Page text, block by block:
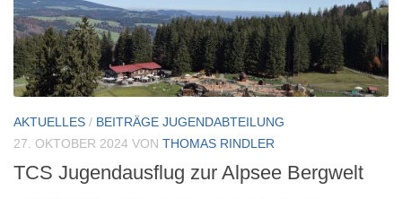
AKTUELLES / BEITRÄGE JUGENDABTEILUNG
27. OKTOBER 2024 VON THOMAS RINDLER
TCS Jugendausflug zur Alpsee Bergwelt